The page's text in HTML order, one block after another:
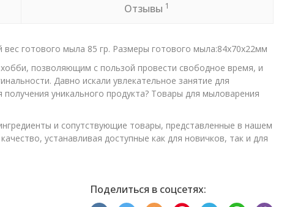
Отзывы 1
готового мыла 85 гр. Размеры готового мыла:84х70х22мм
позволяющим с пользой провести свободное время, и
Давно искали увлекательное занятие для
уникального продукта? Товары для мыловарения
и сопутствующие товары, представленные в нашем
устанавливая доступные как для новичков, так и для
Поделиться в соцсетях: